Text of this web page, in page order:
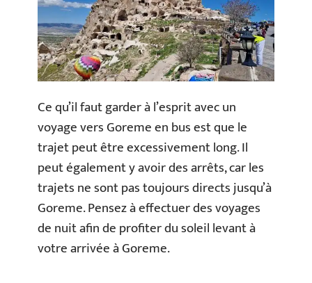
Ce qu’il faut garder à l’esprit avec un
voyage vers Goreme en bus est que le
trajet peut être excessivement long. Il
peut également y avoir des arrêts, car les
trajets ne sont pas toujours directs jusqu’à
Goreme. Pensez à effectuer des voyages
de nuit afin de profiter du soleil levant à
votre arrivée à Goreme.